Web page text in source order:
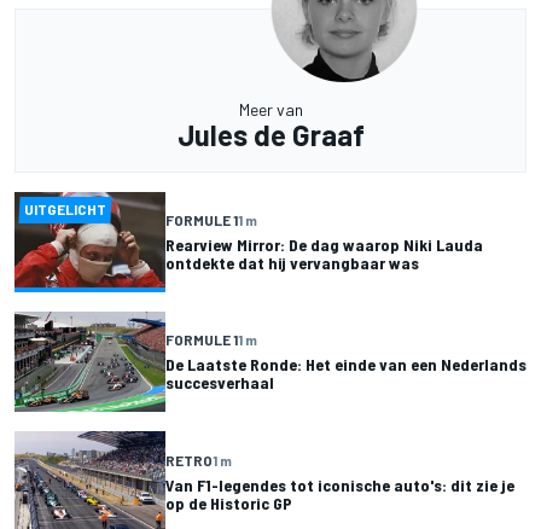
Meer van
Jules de Graaf
UITGELICHT
FORMULE 11 m
Rearview Mirror: De dag waarop Niki Lauda
ontdekte dat hij vervangbaar was
FORMULE 11 m
De Laatste Ronde: Het einde van een Nederlands
succesverhaal
RETRO1 m
Van F1-legendes tot iconische auto's: dit zie je
op de Historic GP